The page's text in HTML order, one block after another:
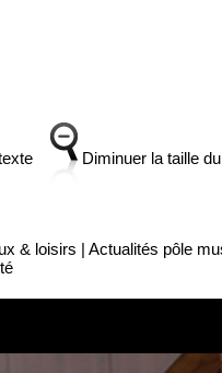
Diminuer la taille
& loisirs | Actualités pôle